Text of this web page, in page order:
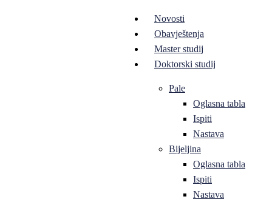
Novosti
Obavještenja
Master studij
Doktorski studij
Pale
Oglasna tabla
Ispiti
Nastava
Bijeljina
Oglasna tabla
Ispiti
Nastava